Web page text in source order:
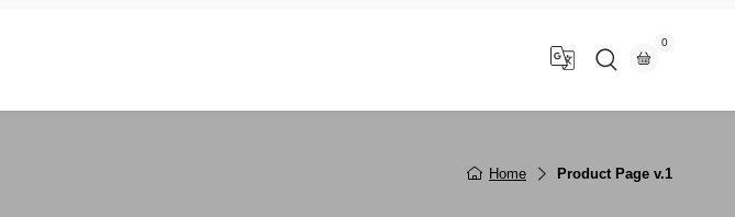
0
Home Product Page v.1